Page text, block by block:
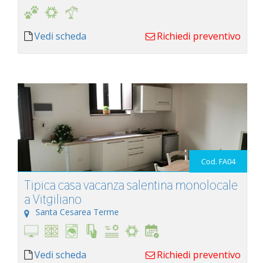
Vedi scheda Richiedi preventivo
Cod. FA04
Tipica casa vacanza salentina monolocale
a Vitgiliano
Santa Cesarea Terme
Vedi scheda Richiedi preventivo